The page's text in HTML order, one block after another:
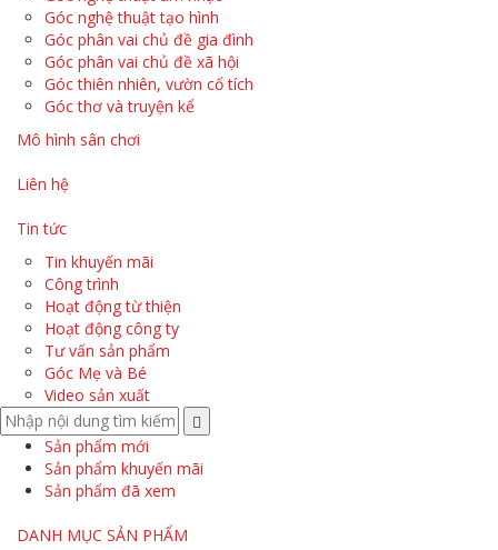
Góc nghệ thuật tạo hình
Góc phân vai chủ đề gia đình
Góc phân vai chủ đề xã hội
Góc thiên nhiên, vườn cổ tích
Góc thơ và truyện kể
Mô hình sân chơi
Liên hệ
Tin tức
Tin khuyến mãi
Công trình
Hoạt động từ thiện
Hoạt động công ty
Tư vấn sản phẩm
Góc Mẹ và Bé
Video sản xuất
Sản phẩm mới
Sản phẩm khuyến mãi
Sản phẩm đã xem
DANH MỤC SẢN PHẨM